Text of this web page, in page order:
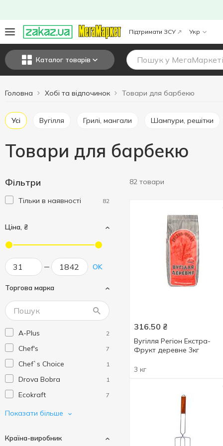
Підтримати ЗСУ Укр
Каталог товарів
Головна Хобі та відпочинок Товари для барбекю
Усі Вугілля Грилі, мангали Шампури, решітки
Товари для барбекю
Фільтри
Тільки в наявності 82
Ціна, ₴
OK
Торгова марка
A-Plus 2
Chef's 7
Chef`s Choice 1
Drova Bobra 1
Ecokraft 7
FORESTER
GoodView 1
Показати більше
Країна-виробник
82 товари
316.50 ₴
Вугілля Регіон Екстра-
Фрукт деревне 3кг
3 кг